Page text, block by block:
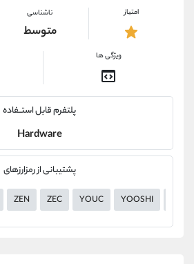
امتیاز ناشناسی
متوسط
ویژگی ها
پلتفرم قابل استــفاده
Hardware
پشتیبانی از رمزارزهای
ZEN ZEC YOUC YOOSHI